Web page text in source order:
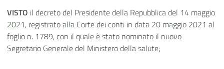
VISTO il decreto del Presidente della Repubblica del 14 maggio
2021, registrato alla Corte dei conti in data 20 maggio 2021 al
foglio n. 1789, con il quale è stato nominato il nuovo
Segretario Generale del Ministero della salute;